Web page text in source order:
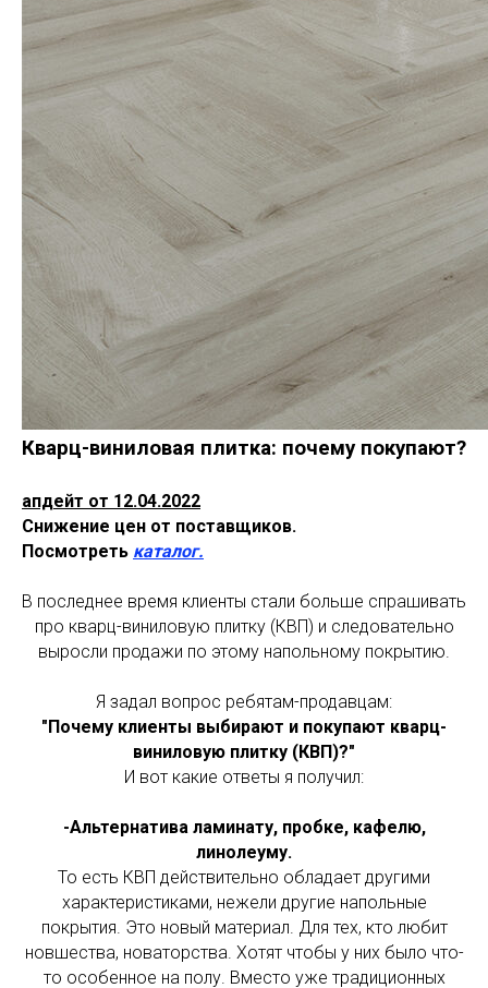
Кварц-виниловая плитка: почему покупают?
апдейт от 12.04.2022
Снижение цен от поставщиков.
Посмотреть каталог.
В последнее время клиенты стали больше спрашивать
про кварц-виниловую плитку (КВП) и следовательно
выросли продажи по этому напольному покрытию.
Я задал вопрос ребятам-продавцам:
"Почему клиенты выбирают и покупают кварц-
виниловую плитку (КВП)?"
И вот какие ответы я получил:
-Альтернатива ламинату, пробке, кафелю,
линолеуму.
То есть КВП действительно обладает другими
характеристиками, нежели другие напольные
покрытия. Это новый материал. Для тех, кто любит
новшества, новаторства. Хотят чтобы у них было что-
то особенное на полу. Вместо уже традиционных